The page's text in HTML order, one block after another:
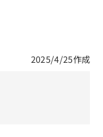
2025/4/25作成